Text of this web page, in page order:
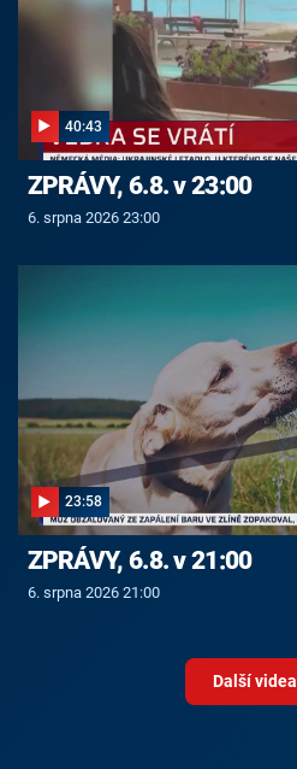
40:43
ZPRÁVY, 6.8. v 23:00
6. srpna 2026 23:00
23:58
ZPRÁVY, 6.8. v 21:00
6. srpna 2026 21:00
Další videa